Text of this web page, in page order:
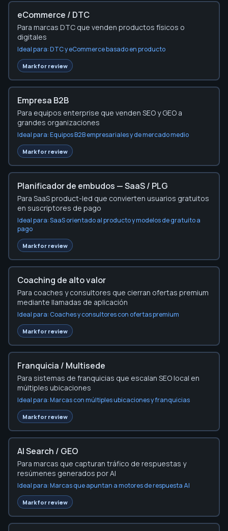
Template picker waiting for a selection
eCommerce / DTC
Para marcas DTC que venden productos físicos o
digitales
Ideal para:DTC y eCommerce basado en producto
Mark for review
Empresa B2B
Para equipos enterprise que venden SEO y GEO a
grandes organizaciones
Ideal para:Equipos B2B empresariales y de mercado medio
Mark for review
Planificador de embudos — SaaS / PLG
Para SaaS product-led que convierten usuarios gratuitos
en suscriptores de pago
Ideal para:SaaS orientado al producto y modelos de gratuito a
pago
Mark for review
Coaching de alto valor
Para coaches y consultores que cierran ofertas premium
mediante llamadas de aplicación
Ideal para:Coaches y consultores con ofertas premium
Mark for review
Franquicia / Multisede
Para sistemas de franquicias que escalan SEO local en
múltiples ubicaciones
Ideal para:Marcas con múltiples ubicaciones y franquicias
Mark for review
AI Search / GEO
Para marcas que capturan tráfico de respuestas y
resúmenes generados por AI
Ideal para:Marcas que apuntan a motores de respuesta AI
Mark for review